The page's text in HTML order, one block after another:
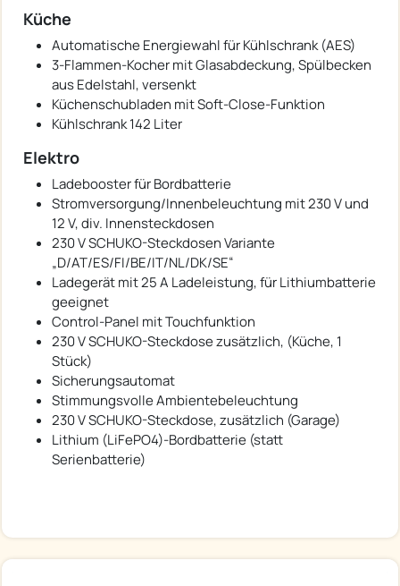
Küche
Automatische Energiewahl für Kühlschrank (AES)
3-Flammen-Kocher mit Glasabdeckung, Spülbecken
aus Edelstahl, versenkt
Küchenschubladen mit Soft-Close-Funktion
Kühlschrank 142 Liter
Elektro
Ladebooster für Bordbatterie
Stromversorgung/Innenbeleuchtung mit 230 V und
12 V, div. Innensteckdosen
230 V SCHUKO-Steckdosen Variante
„D/AT/ES/FI/BE/IT/NL/DK/SE“
Ladegerät mit 25 A Ladeleistung, für Lithiumbatterie
geeignet
Control-Panel mit Touchfunktion
230 V SCHUKO-Steckdose zusätzlich, (Küche, 1
Stück)
Sicherungsautomat
Stimmungsvolle Ambientebeleuchtung
230 V SCHUKO-Steckdose, zusätzlich (Garage)
Lithium (LiFePO4)-Bordbatterie (statt
Serienbatterie)